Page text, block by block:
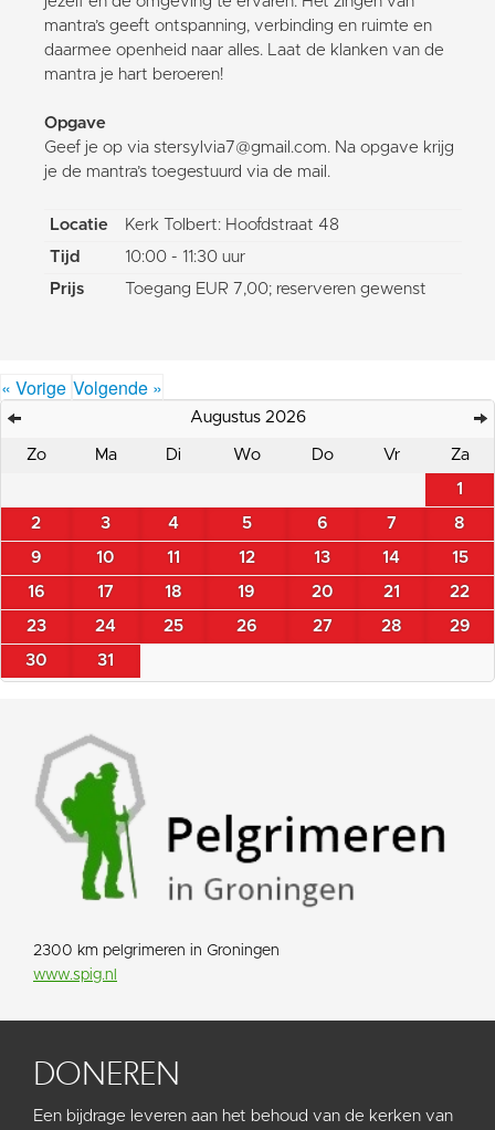
mantra’s geeft ontspanning, verbinding en ruimte en
daarmee openheid naar alles. Laat de klanken van de
mantra je hart beroeren!
Opgave
Geef je op via stersylvia7@gmail.com. Na opgave krijg
je de mantra’s toegestuurd via de mail.
Locatie
Kerk Tolbert: Hoofdstraat 48
Tijd
10:00 - 11:30 uur
Prijs
Toegang EUR 7,00; reserveren gewenst
« Vorige Volgende »
Augustus 2026
Zo Ma Di Wo Do Vr Za
1
2 3 4 5 6 7 8
9 10 11 12 13 14 15
16 17 18 19 20 21 22
23 24 25 26 27 28 29
30 31
2300 km pelgrimeren in Groningen
www.spig.nl
DONEREN
Een bijdrage leveren aan het behoud van de kerken van